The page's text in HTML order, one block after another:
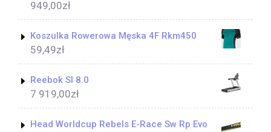
949,00zł
Koszulka Rowerowa Męska 4F Rkm450
59,49zł
Reebok Sl 8.0
7 919,00zł
Head Worldcup Rebels E-Race Sw Rp Evo